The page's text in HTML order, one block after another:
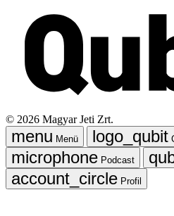
© 2026 Magyar Jeti Zrt.
Menü
Podcast
Profil